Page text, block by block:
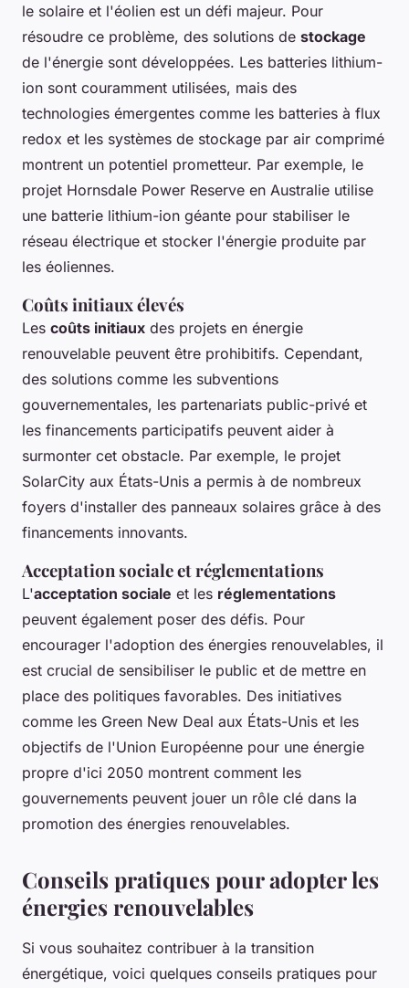
le solaire et l'éolien est un défi majeur. Pour
résoudre ce problème, des solutions de stockage
de l'énergie sont développées. Les batteries lithium-
ion sont couramment utilisées, mais des
technologies émergentes comme les batteries à flux
redox et les systèmes de stockage par air comprimé
montrent un potentiel prometteur. Par exemple, le
projet Hornsdale Power Reserve en Australie utilise
une batterie lithium-ion géante pour stabiliser le
réseau électrique et stocker l'énergie produite par
les éoliennes.
Coûts initiaux élevés
Les coûts initiaux des projets en énergie
renouvelable peuvent être prohibitifs. Cependant,
des solutions comme les subventions
gouvernementales, les partenariats public-privé et
les financements participatifs peuvent aider à
surmonter cet obstacle. Par exemple, le projet
SolarCity aux États-Unis a permis à de nombreux
foyers d'installer des panneaux solaires grâce à des
financements innovants.
Acceptation sociale et réglementations
L'acceptation sociale et les réglementations
peuvent également poser des défis. Pour
encourager l'adoption des énergies renouvelables, il
est crucial de sensibiliser le public et de mettre en
place des politiques favorables. Des initiatives
comme les Green New Deal aux États-Unis et les
objectifs de l'Union Européenne pour une énergie
propre d'ici 2050 montrent comment les
gouvernements peuvent jouer un rôle clé dans la
promotion des énergies renouvelables.
Conseils pratiques pour adopter les
énergies renouvelables
Si vous souhaitez contribuer à la transition
énergétique, voici quelques conseils pratiques pour